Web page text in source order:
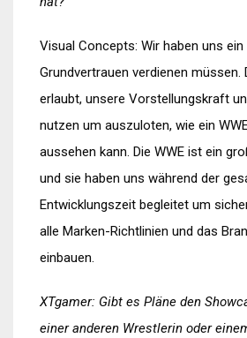
Visual Concepts: Wir haben uns
Grundvertrauen verdienen müssen.
erlaubt, unsere Vorstellungskraft
nutzen um auszuloten, wie ein
aussehen kann. Die WWE ist ein
und sie haben uns während der
Entwicklungszeit begleitet um
alle Marken-Richtlinien und das
einbauen.
XTgamer: Gibt es Pläne den
einer anderen Wrestlerin oder